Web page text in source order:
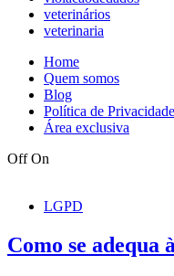
veterinários
veterinaria
Home
Quem somos
Blog
Política de Privacidade
Área exclusiva
Off On
LGPD
Como se adequa